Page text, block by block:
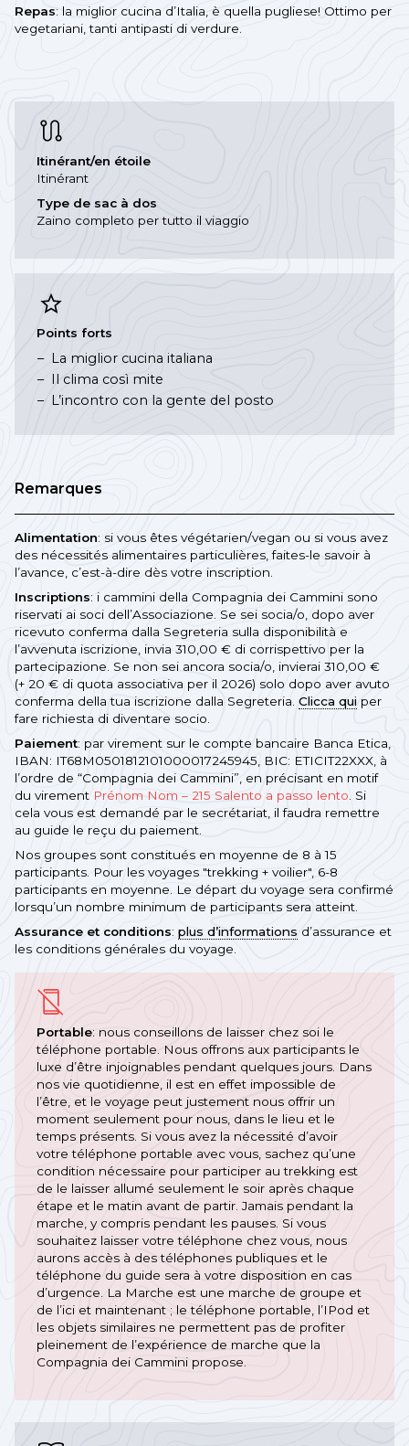
Repas: la miglior cucina d’Italia, è quella pugliese! Ottimo per
vegetariani, tanti antipasti di verdure.
Itinérant/en étoile
Itinérant
Type de sac à dos
Zaino completo per tutto il viaggio
Points forts
La miglior cucina italiana
Il clima così mite
L’incontro con la gente del posto
Remarques
Alimentation: si vous êtes végétarien/vegan ou si vous avez
des nécessités alimentaires particulières, faites-le savoir à
l’avance, c’est-à-dire dès votre inscription.
Inscriptions: i cammini della Compagnia dei Cammini sono
riservati ai soci dell’Associazione. Se sei socia/o, dopo aver
ricevuto conferma dalla Segreteria sulla disponibilità e
l’avvenuta iscrizione, invia 310,00 € di corrispettivo per la
partecipazione. Se non sei ancora socia/o, invierai 310,00 €
(+ 20 € di quota associativa per il 2026) solo dopo aver avuto
conferma della tua iscrizione dalla Segreteria. Clicca qui per
fare richiesta di diventare socio.
Paiement: par virement sur le compte bancaire Banca Etica,
IBAN: IT68M0501812101000017245945, BIC: ETICIT22XXX, à
l’ordre de “Compagnia dei Cammini”, en précisant en motif
du virement Prénom Nom – 215 Salento a passo lento . Si
cela vous est demandé par le secrétariat, il faudra remettre
au guide le reçu du paiement.
Nos groupes sont constitués en moyenne de 8 à 15
participants. Pour les voyages "trekking + voilier", 6-8
participants en moyenne. Le départ du voyage sera confirmé
lorsqu’un nombre minimum de participants sera atteint.
Assurance et conditions: plus d’informations d’assurance et
les conditions générales du voyage.
Portable: nous conseillons de laisser chez soi le
téléphone portable. Nous offrons aux participants le
luxe d’être injoignables pendant quelques jours. Dans
nos vie quotidienne, il est en effet impossible de
l’être, et le voyage peut justement nous offrir un
moment seulement pour nous, dans le lieu et le
temps présents. Si vous avez la nécessité d’avoir
votre téléphone portable avec vous, sachez qu’une
condition nécessaire pour participer au trekking est
de le laisser allumé seulement le soir après chaque
étape et le matin avant de partir. Jamais pendant la
marche, y compris pendant les pauses. Si vous
souhaitez laisser votre téléphone chez vous, nous
aurons accès à des téléphones publiques et le
téléphone du guide sera à votre disposition en cas
d’urgence. La Marche est une marche de groupe et
de l’ici et maintenant ; le téléphone portable, l’IPod et
les objets similaires ne permettent pas de profiter
pleinement de l’expérience de marche que la
Compagnia dei Cammini propose.